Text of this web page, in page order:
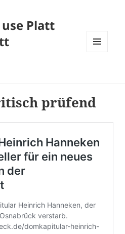
Platt
prüfend